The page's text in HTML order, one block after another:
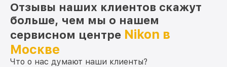
Отзывы наших клиентов скажут
больше, чем мы о нашем
сервисном центре Nikon в
Москве
Что о нас думают наши клиенты?